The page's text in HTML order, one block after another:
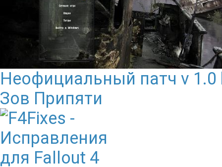
Неофициальный патч v 1.0
Зов Припяти